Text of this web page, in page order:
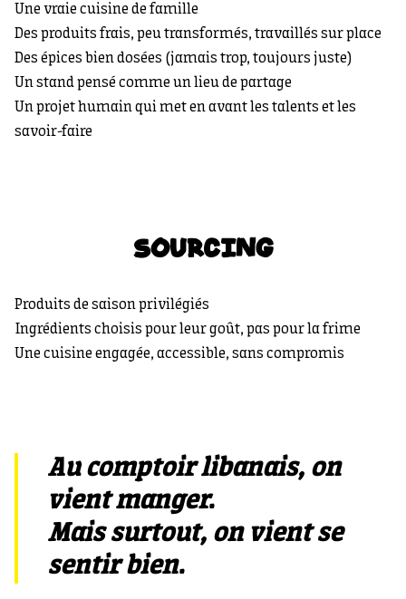
Une vraie cuisine de famille
Des produits frais, peu transformés, travaillés sur place
Des épices bien dosées (jamais trop, toujours juste)
Un stand pensé comme un lieu de partage
Un projet humain qui met en avant les talents et les
savoir-faire
SOURCING
Produits de saison privilégiés
Ingrédients choisis pour leur goût, pas pour la frime
Une cuisine engagée, accessible, sans compromis
Au comptoir libanais, on
vient manger.
Mais surtout, on vient se
sentir bien.